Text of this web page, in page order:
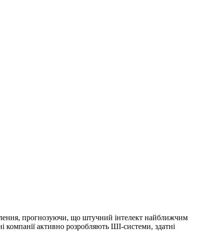
прогнозуючи, що штучний інтелект найближчим
компанії активно розробляють ШІ-системи, здатні